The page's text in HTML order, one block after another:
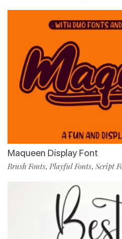
Maqueen Display Font
Brush Fonts, Playful Fonts, Script